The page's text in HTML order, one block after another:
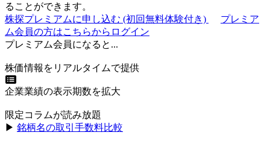
ることができます。
株探プレミアムに申し込む (初回無料体験付き)
プレミア
ム会員の方はこちらからログイン
プレミアム会員になると...
株価情報をリアルタイムで提供
企業業績の表示期数を拡大
限定コラムが読み放題
▶︎ 銘柄名の取引手数料比較